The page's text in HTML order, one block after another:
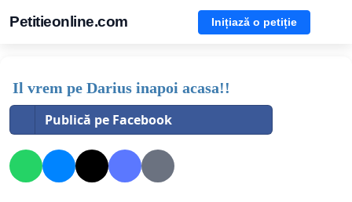
Petitieonline.com Inițiază o petiție
Il vrem pe Darius inapoi acasa!!
Publică pe Facebook